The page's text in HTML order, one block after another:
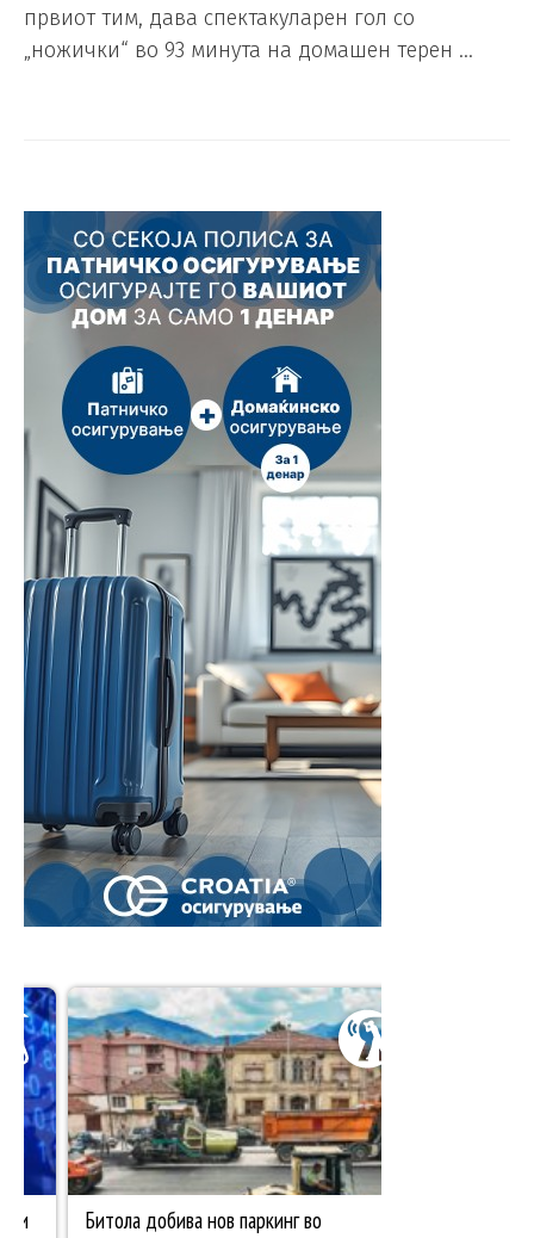
првиот тим, дава спектакуларен гол со
„ножички“ во 93 минута на домашен терен …